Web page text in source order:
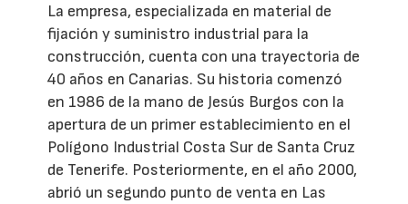
La empresa, especializada en material de
fijación y suministro industrial para la
construcción, cuenta con una trayectoria de
40 años en Canarias. Su historia comenzó
en 1986 de la mano de Jesús Burgos con la
apertura de un primer establecimiento en el
Polígono Industrial Costa Sur de Santa Cruz
de Tenerife. Posteriormente, en el año 2000,
abrió un segundo punto de venta en Las